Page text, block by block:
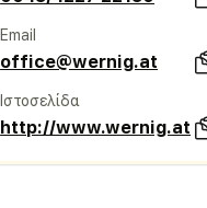
Email
office@wernig.at
Ιστοσελίδα
http://www.wernig.at